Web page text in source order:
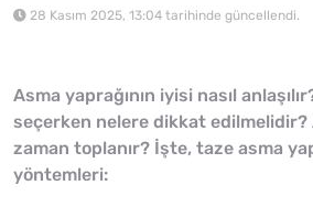
28 Kasım 2025, 13:04 tarihinde güncellendi.
Asma yaprağının iyisi nasıl
seçerken nelere dikkat edilmelidir?
zaman toplanır? İşte, taze asma
yöntemleri: